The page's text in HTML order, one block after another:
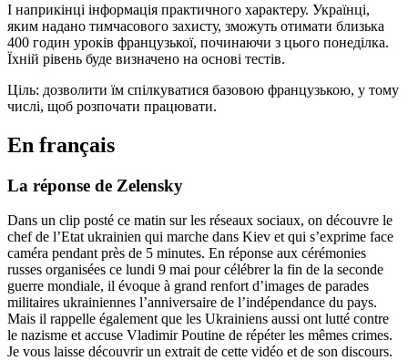
І наприкінці інформація практичного характеру. Українці,
яким надано тимчасового захисту, зможуть отимати близька
400 годин уроків французької, починаючи з цього понеділка.
Їхній рівень буде визначено на основі тестів.
Ціль: дозволити їм спілкуватися базовою французькою, у тому
числі, щоб розпочати працювати.
En français
La réponse de Zelensky
Dans un clip posté ce matin sur les réseaux sociaux, on découvre le
chef de l’Etat ukrainien qui marche dans Kiev et qui s’exprime face
caméra pendant près de 5 minutes. En réponse aux cérémonies
russes organisées ce lundi 9 mai pour célébrer la fin de la seconde
guerre mondiale, il évoque à grand renfort d’images de parades
militaires ukrainiennes l’anniversaire de l’indépendance du pays.
Mais il rappelle également que les Ukrainiens aussi ont lutté contre
le nazisme et accuse Vladimir Poutine de répéter les mêmes crimes.
Je vous laisse découvrir un extrait de cette vidéo et de son discours.